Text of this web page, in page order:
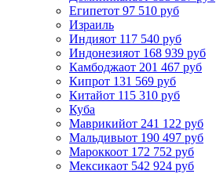
Египетот 97 510 руб
Израиль
Индияот 117 540 руб
Индонезияот 168 939 руб
Камбоджаот 201 467 руб
Кипрот 131 569 руб
Китайот 115 310 руб
Куба
Маврикийот 241 122 руб
Мальдивыот 190 497 руб
Мароккоот 172 752 руб
Мексикаот 542 924 руб